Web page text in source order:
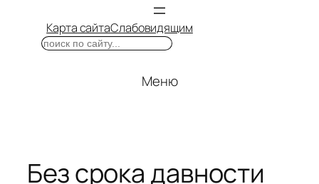
Карта сайтаСлабовидящим
Поиск
Меню
Без срока давности